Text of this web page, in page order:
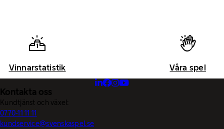
Vinnarstatistik Våra spel
Kontakta oss
Kundtjänst och växel:
0770-11 11 11
kundservice@svenskaspel.se